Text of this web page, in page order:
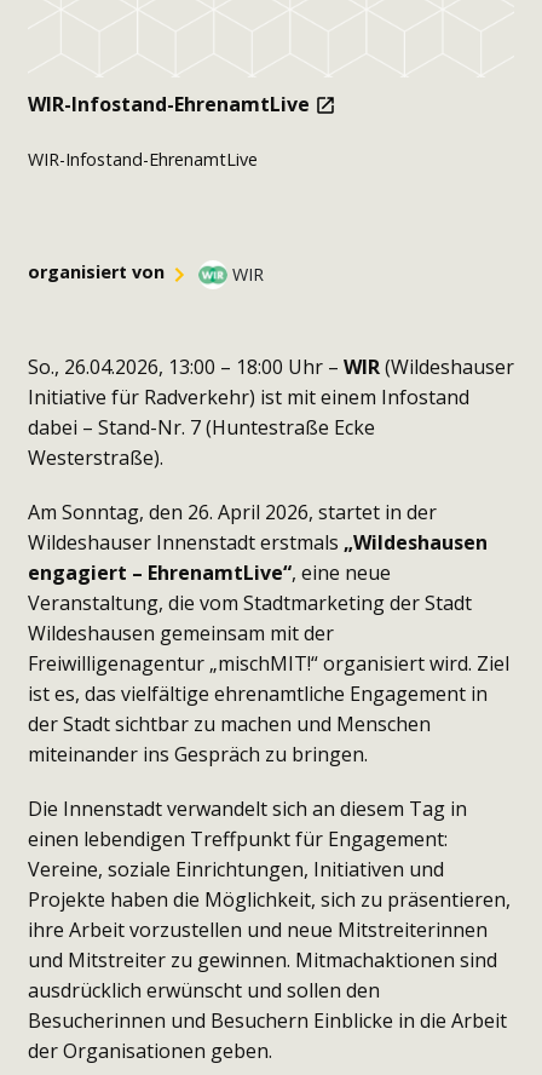
WIR-Infostand-EhrenamtLive
WIR-Infostand-EhrenamtLive
organisiert von WIR
So., 26.04.2026, 13:00 – 18:00 Uhr – WIR(Wildeshauser
Initiative für Radverkehr) ist mit einem Infostand
dabei – Stand-Nr. 7 (Huntestraße Ecke
Westerstraße).
Am Sonntag, den 26. April 2026, startet in der
Wildeshauser Innenstadt erstmals „Wildeshausen
engagiert – EhrenamtLive“, eine neue
Veranstaltung, die vom Stadtmarketing der Stadt
Wildeshausen gemeinsam mit der
Freiwilligenagentur „mischMIT!“ organisiert wird. Ziel
ist es, das vielfältige ehrenamtliche Engagement in
der Stadt sichtbar zu machen und Menschen
miteinander ins Gespräch zu bringen.
Die Innenstadt verwandelt sich an diesem Tag in
einen lebendigen Treffpunkt für Engagement:
Vereine, soziale Einrichtungen, Initiativen und
Projekte haben die Möglichkeit, sich zu präsentieren,
ihre Arbeit vorzustellen und neue Mitstreiterinnen
und Mitstreiter zu gewinnen. Mitmachaktionen sind
ausdrücklich erwünscht und sollen den
Besucherinnen und Besuchern Einblicke in die Arbeit
der Organisationen geben.